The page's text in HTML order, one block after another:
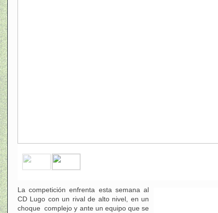
La competición enfrenta esta semana al
CD Lugo con un rival de alto nivel, en un
choque complejo y ante un equipo que se